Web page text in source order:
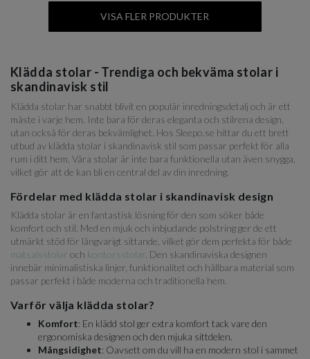
VISA FLER PRODUKTER
Klädda stolar - Trendiga och bekväma stolar i
skandinavisk stil
Klädda stolar har snabbt blivit en populär inredningsdetalj och är ett
måste i varje hem. Inte bara för deras eleganta och stilrena design,
utan också för deras bekvämlighet. Hos Sleepo.se hittar du ett brett
utbud av klädda stolar i skandinavisk stil som passar perfekt för alla
rum i ditt hem. Våra stolar är inte bara funktionella utan även snygga,
vilket gör att de kan bli en central del av din inredning.
Fördelar med klädda stolar i skandinavisk design
Klädda stolar är en fantastisk lösning för den som söker både
komfort och stil. Med en mjuk och inbjudande polstring ger de ett
utmärkt stöd för långvarigt sittande, vilket gör dem perfekta för både
matsalsstolar och kontorsstolar . Den skandinaviska designen
innebär minimalistiska linjer, funktionalitet och hållbara material som
passar perfekt i både moderna och traditionella hem.
Varför välja klädda stolar?
Komfort: En klädd stol ger extra komfort tack vare den
ergonomiska designen och den mjuka sittdelen.
Mångsidighet: Oavsett om du vill ha en modern stol i sammet